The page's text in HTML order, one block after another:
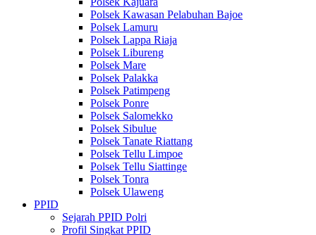
Polsek Kawasan Pelabuhan Bajoe
Polsek Lamuru
Polsek Lappa Riaja
Polsek Libureng
Polsek Mare
Polsek Palakka
Polsek Patimpeng
Polsek Ponre
Polsek Salomekko
Polsek Sibulue
Polsek Tanate Riattang
Polsek Tellu Limpoe
Polsek Tellu Siattinge
Polsek Tonra
Polsek Ulaweng
PPID
Sejarah PPID Polri
Profil Singkat PPID